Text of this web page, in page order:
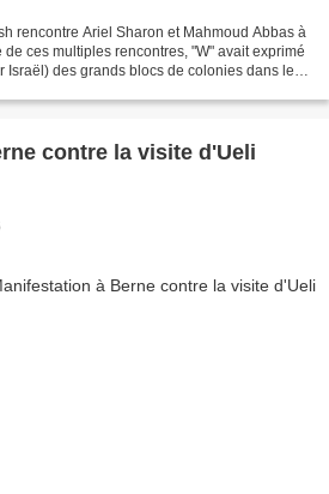
rencontre Ariel Sharon et Mahmoud Abbas à
ces multiples rencontres, "W" avait exprimé
Israël) des grands blocs de colonies dans le
contre la visite d'Ueli